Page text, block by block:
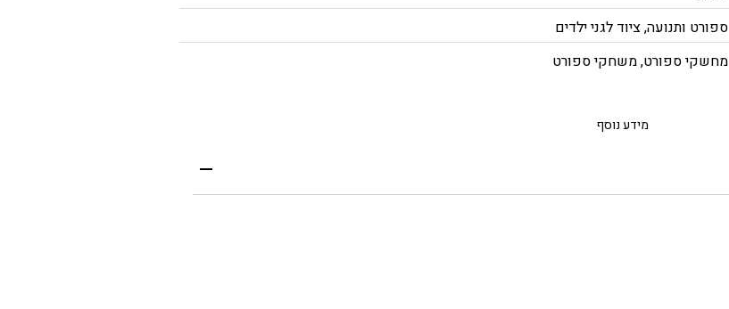
ספורט ותנועה,ציוד לגני ילדים
מחשקי ספורט,משחקי ספורט
מידע נוסף